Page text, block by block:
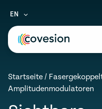
menu
menu
EN
Startseite /
Amplitudenmodulatoren